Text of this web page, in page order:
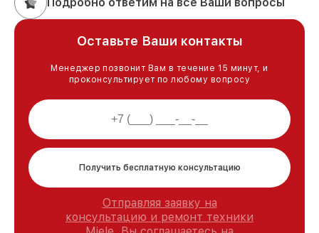
Оставьте Ваши контакты
Менеджер позвонит Вам в течение 15 минут, и
проконсультирует по любому вопросу
Получить бесплатную консультацию
Отправляя заявку на
консультацию и ремонт техники